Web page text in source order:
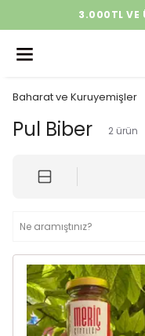
3.000TL VE
Baharat ve Kuruyemişler
Pul Biber 2 ürün